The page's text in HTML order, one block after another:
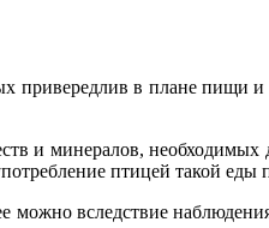
в плане пищи
и минералов,
птицей такой еды
вследствие